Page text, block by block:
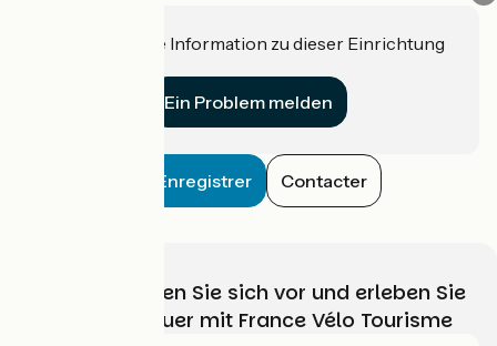
Haben Sie eine Information zu dieser Einrichtung
Ein Problem melden
Enregistrer Contacter
Wählen, bereiten Sie sich vor und erleben Sie
Ihr Radabenteuer mit France Vélo Tourisme